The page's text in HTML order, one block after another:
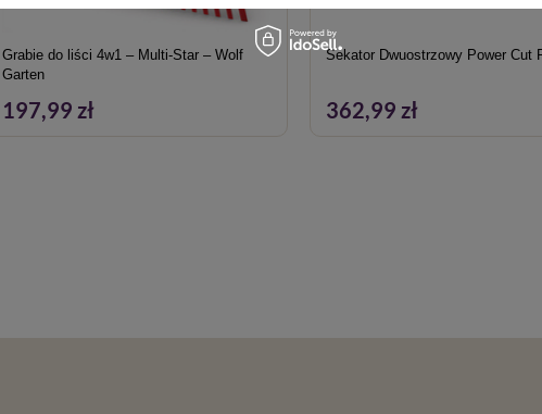
Grabie do liści 4w1 – Multi-Star – Wolf
Garten
197,99 zł
Sekator Dwuostrzowy Power Cut
362,99 zł